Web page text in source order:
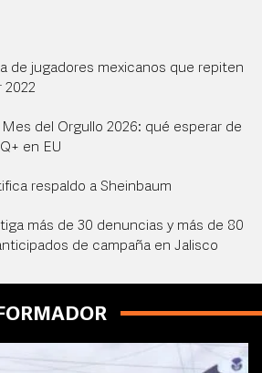
de jugadores mexicanos que repiten
2022
del Orgullo 2026: qué esperar de
en EU
respaldo a Sheinbaum
más de 30 denuncias y más de 80
de campaña en Jalisco